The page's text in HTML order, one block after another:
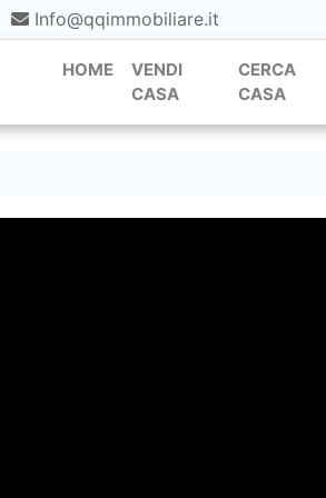
Info@qqimmobiliare.it
HOME
VENDI
CASA
CERCA
CASA